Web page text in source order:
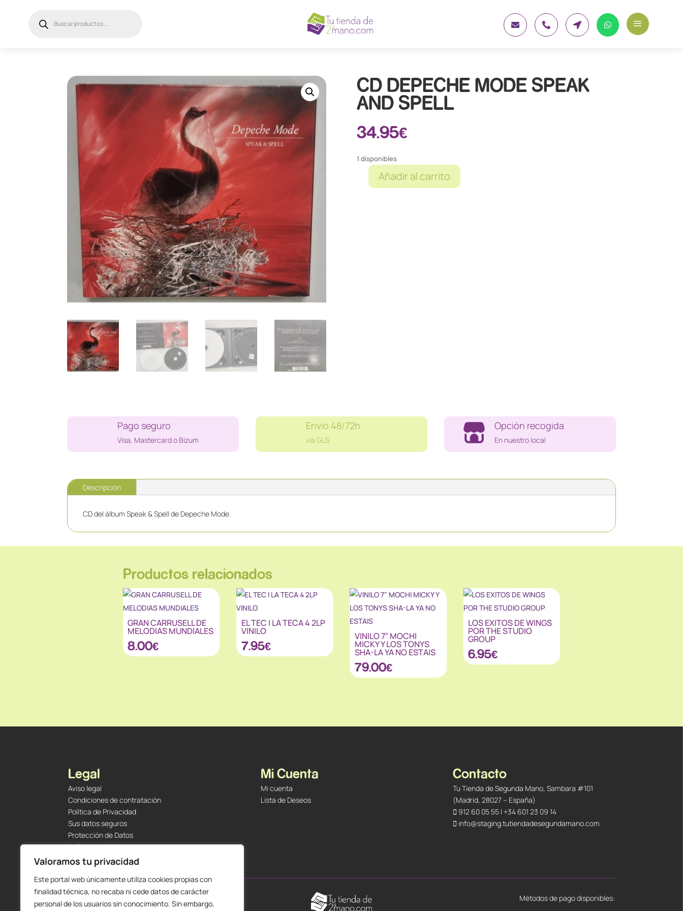
Valoramos tu privacidad
Este portal web únicamente utiliza cookies propias con
finalidad técnica, no recaba ni cede datos de carácter
personal de los usuarios sin conocimiento. Sin embargo,
productos     a
CD DEPECHE MODE SPEAK
AND SPELL
34.95€
1 disponibles
Añadir al carrito
Pago seguro
Visa, Mastercard o Bizum
Envío 48/72h
vía GLS
Opción recogida
En nuestro local
Descripción
CD del álbum Speak & Spell de Depeche Mode.
Productos relacionados
GRAN CARRUSELL DE
MELODIAS MUNDIALES
8.00€
EL TEC I LA TECA 4 2LP
VINILO
7.95€
VINILO 7″ MOCHI
MICKY Y LOS TONYS
SHA-LA YA NO ESTAIS
79.00€
LOS EXITOS DE WINGS
POR THE STUDIO
GROUP
6.95€
Legal
Aviso legal
Condiciones de contratación
Política de Privacidad
Sus datos seguros
Protección de Datos
Política de Cookies
Envíos y Devoluciones
Mi Cuenta
Mi cuenta
Lista de Deseos
Contacto
Tu Tienda de Segunda Mano, Sambara #101
(Madrid, 28027 – España)
912 60 05 55| +34 601 23 09 14
info@staging.tutiendadesegundamano.com
Métodos de pago disponibles: